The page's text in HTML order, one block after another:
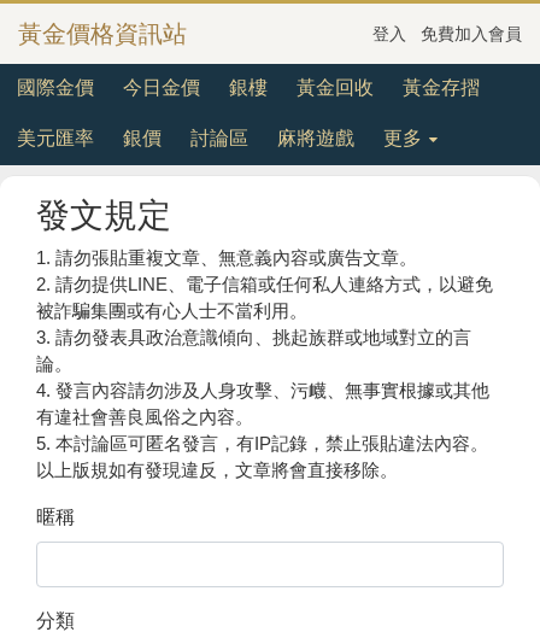
黃金價格資訊站 登入 免費加入會員
國際金價 今日金價 銀樓 黃金回收 黃金存摺
美元匯率 銀價 討論區 麻將遊戲 更多
發文規定
1. 請勿張貼重複文章、無意義內容或廣告文章。
2. 請勿提供LINE、電子信箱或任何私人連絡方式，以避免
被詐騙集團或有心人士不當利用。
3. 請勿發表具政治意識傾向、挑起族群或地域對立的言
論。
4. 發言內容請勿涉及人身攻擊、污衊、無事實根據或其他
有違社會善良風俗之內容。
5. 本討論區可匿名發言，有IP記錄，禁止張貼違法內容。
以上版規如有發現違反，文章將會直接移除。
暱稱
分類